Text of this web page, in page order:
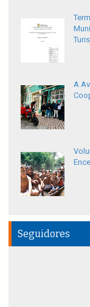
A
Seguidores